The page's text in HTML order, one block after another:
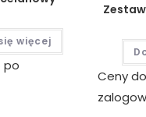
więcej
po
Ceny